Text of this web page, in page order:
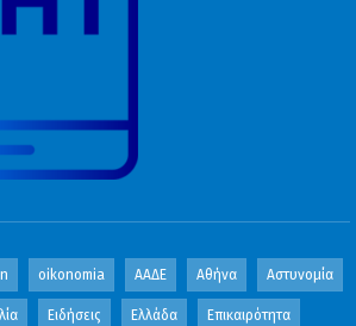
oikonomia ΑΑΔΕ Αθήνα Αστυνομία
Ειδήσεις Ελλάδα Επικαιρότητα